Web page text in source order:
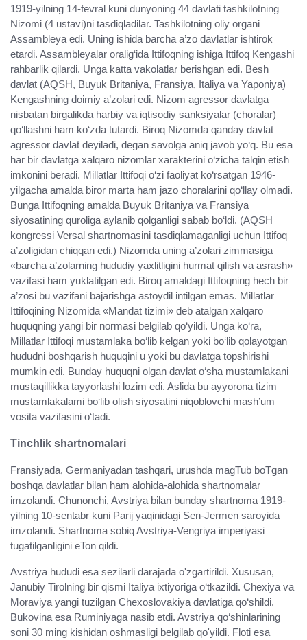
1919-yilning 14-fevral kuni dunyoning 44 davlati tashkilotning
Nizomi (4 ustavi)ni tasdiqladilar. Tashkilotning oliy organi
Assambleya edi. Uning ishida barcha a’zo davlatlar ishtirok
etardi. Assambleyalar oralig‘ida Ittifoqning ishiga Ittifoq Kengashi
rahbarlik qilardi. Unga katta vakolatlar berishgan edi. Besh
davlat (AQSH, Buyuk Britaniya, Fransiya, Italiya va Yaponiya)
Kengashning doimiy a’zolari edi. Nizom agressor davlatga
nisbatan birgalikda harbiy va iqtisodiy sanksiyalar (choralar)
qo‘llashni ham ko‘zda tutardi. Biroq Nizomda qanday davlat
agressor davlat deyiladi, degan savolga aniq javob yo‘q. Bu esa
har bir davlatga xalqaro nizomlar xarakterini o‘zicha talqin etish
imkonini beradi. Millatlar Ittifoqi o‘zi faoliyat ko‘rsatgan 1946-
yilgacha amalda biror marta ham jazo choralarini qo‘llay olmadi.
Bunga Ittifoqning amalda Buyuk Britaniya va Fransiya
siyosatining quroliga aylanib qolganligi sabab bo‘ldi. (AQSH
kongressi Versal shartnomasini tasdiqlamaganligi uchun Ittifoq
a’zoligidan chiqqan edi.) Nizomda uning a’zolari zimmasiga
«barcha a’zolarning hududiy yaxlitligini hurmat qilish va asrash»
vazifasi ham yuklatilgan edi. Biroq amaldagi Ittifoqning hech bir
a’zosi bu vazifani bajarishga astoydil intilgan emas. Millatlar
Ittifoqining Nizomida «Mandat tizimi» deb atalgan xalqaro
huquqning yangi bir normasi belgilab qo‘yildi. Unga ko‘ra,
Millatlar Ittifoqi mustamlaka bo‘lib kelgan yoki bo‘lib qolayotgan
hududni boshqarish huquqini u yoki bu davlatga topshirishi
mumkin edi. Bunday huquqni olgan davlat o‘sha mustamlakani
mustaqillikka tayyorlashi lozim edi. Aslida bu ayyorona tizim
mustamlakalami bo‘lib olish siyosatini niqoblovchi mash’um
vosita vazifasini o‘tadi.
Tinchlik shartnomalari
Fransiyada, Germaniyadan tashqari, urushda magTub boTgan
boshqa davlatlar bilan ham alohida-alohida shartnomalar
imzolandi. Chunonchi, Avstriya bilan bunday shartnoma 1919-
yilning 10-sentabr kuni Parij yaqinidagi Sen-Jermen saroyida
imzolandi. Shartnoma sobiq Avstriya-Vengriya imperiyasi
tugatilganligini eTon qildi.
Avstriya hududi esa sezilarli darajada o'zgartirildi. Xususan,
Janubiy Tirolning bir qismi Italiya ixtiyoriga o‘tkazildi. Chexiya va
Moraviya yangi tuzilgan Chexoslovakiya davlatiga qo‘shildi.
Bukovina esa Ruminiyaga nasib etdi. Avstriya qo‘shinlarining
soni 30 ming kishidan oshmasligi belgilab qo'yildi. Floti esa